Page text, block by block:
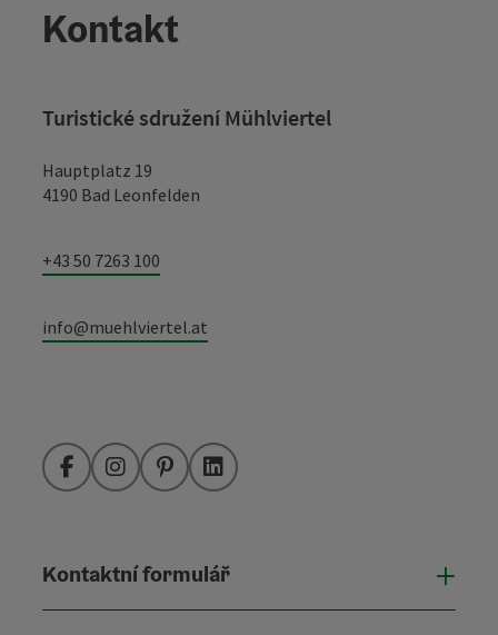
Kontakt
Turistické sdružení Mühlviertel
Hauptplatz 19
4190 Bad Leonfelden
+43 50 7263 100
info@muehlviertel.at
FacebookInstagramPinterestLinkedIn
Kontaktní formulář